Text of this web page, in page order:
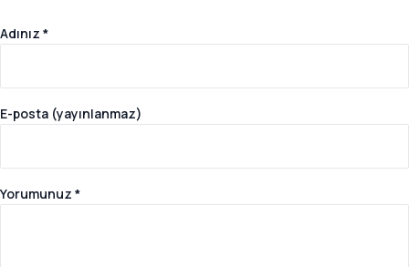
Adınız *
E-posta (yayınlanmaz)
Yorumunuz *